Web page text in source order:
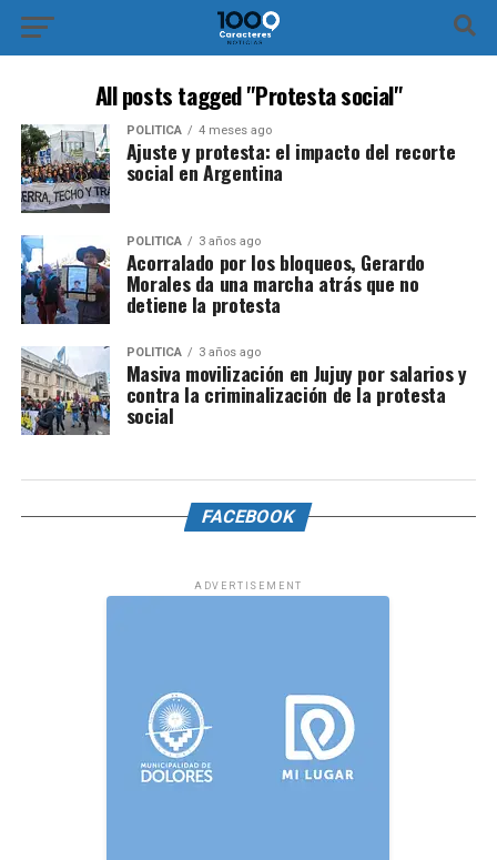
All posts tagged "Protesta social"
POLÍTICA 4 meses ago
Ajuste y protesta: el impacto del recorte
social en Argentina
POLÍTICA 3 años ago
Acorralado por los bloqueos, Gerardo
Morales da una marcha atrás que no
detiene la protesta
POLÍTICA 3 años ago
Masiva movilización en Jujuy por salarios y
contra la criminalización de la protesta
social
FACEBOOK
ADVERTISEMENT